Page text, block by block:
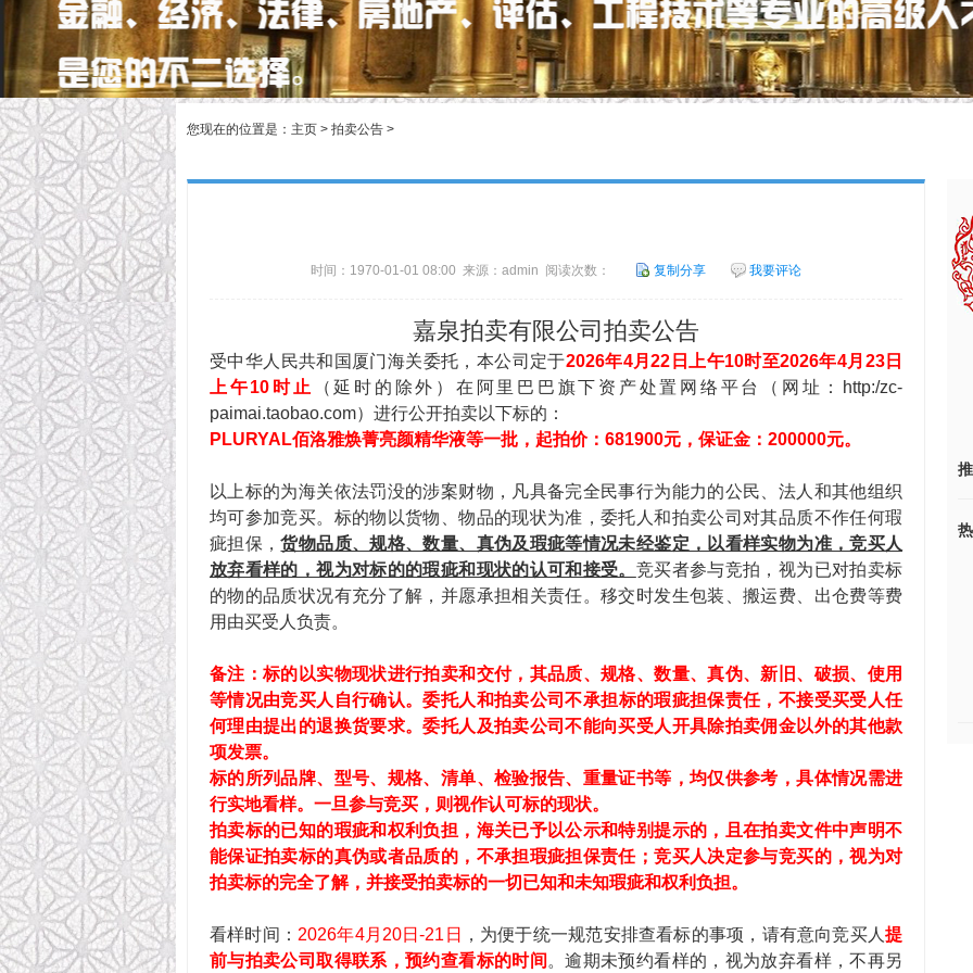
您现在的位置是： 主页 > 拍卖公告 >
时间：1970-01-01 08:00 来源：admin 阅读次数： 复制分享 我要评论
嘉泉拍卖有限公司拍卖公告
受中华人民共和国厦门海关委托，本公司定于2026年4月22 日 上午10时至2026年4月 23日
上午10时 止
（延时的除外）在阿里巴巴旗下资产处置网络平台（网址：http:/zc-
paimai.taobao.com）进行公开拍卖以下标的：
PLURYAL佰洛雅焕菁亮颜精华液等一批， 起拍价： 681900元，保证金 ： 200000元。
以上标的为海关依法罚没的涉案财物，凡具备完全民事行为能力的公民、法人和其他组织
均可参加竞买。标的物以货物、物品的现状为准，委托人和拍卖公司对其品质不作任何瑕
疵担保，货物品质、规格、数量、真伪及瑕疵等情况未经鉴定，以看样实物为准，竞买人
放弃看样的，视为对标的的瑕疵和现状的认可和接受。 竞买者参与竞拍，视为已对拍卖标
的物的品质状况有充分了解，并愿承担相关责任。移交时发生包装、搬运费、出仓费等费
用由买受人负责。
备注：标的以实物现状进行拍卖和交付，其品质、规格、数量、真伪、 新旧、破损、使用
等情况由竞买人自行确认。委托人和拍卖公司不承担标的瑕疵担保责任，不接受买受人任
何理由提出的退换货要求。委托人及拍卖公司不能向买受人开具除拍卖佣金以外的其他款
项发票。
标的所列品牌、型号、规格、清单、检验报告、重量证书等，均仅供参考，具体情况需进
行实地看样。一旦参与竞买，则视作认可标的现状。
拍卖标的已知的瑕疵和权利负担，海关已予以公示和特别提示的，且在拍卖文件中声明不
能保证拍卖标的真伪或者品质的，不承担瑕疵担保责任；竞买人决定参与竞买的，视为对
拍卖标的完全了解，并接受拍卖标的一切已知和未知瑕疵和权利负担。
看样时间： 2026年4月20日-21日 ，为便于统一规范安排查看标的事项，请有意向竞买人提
前与拍卖公司取得联系，预约查看标的时间 。逾期未预约看样的，视为放弃看样，不再另